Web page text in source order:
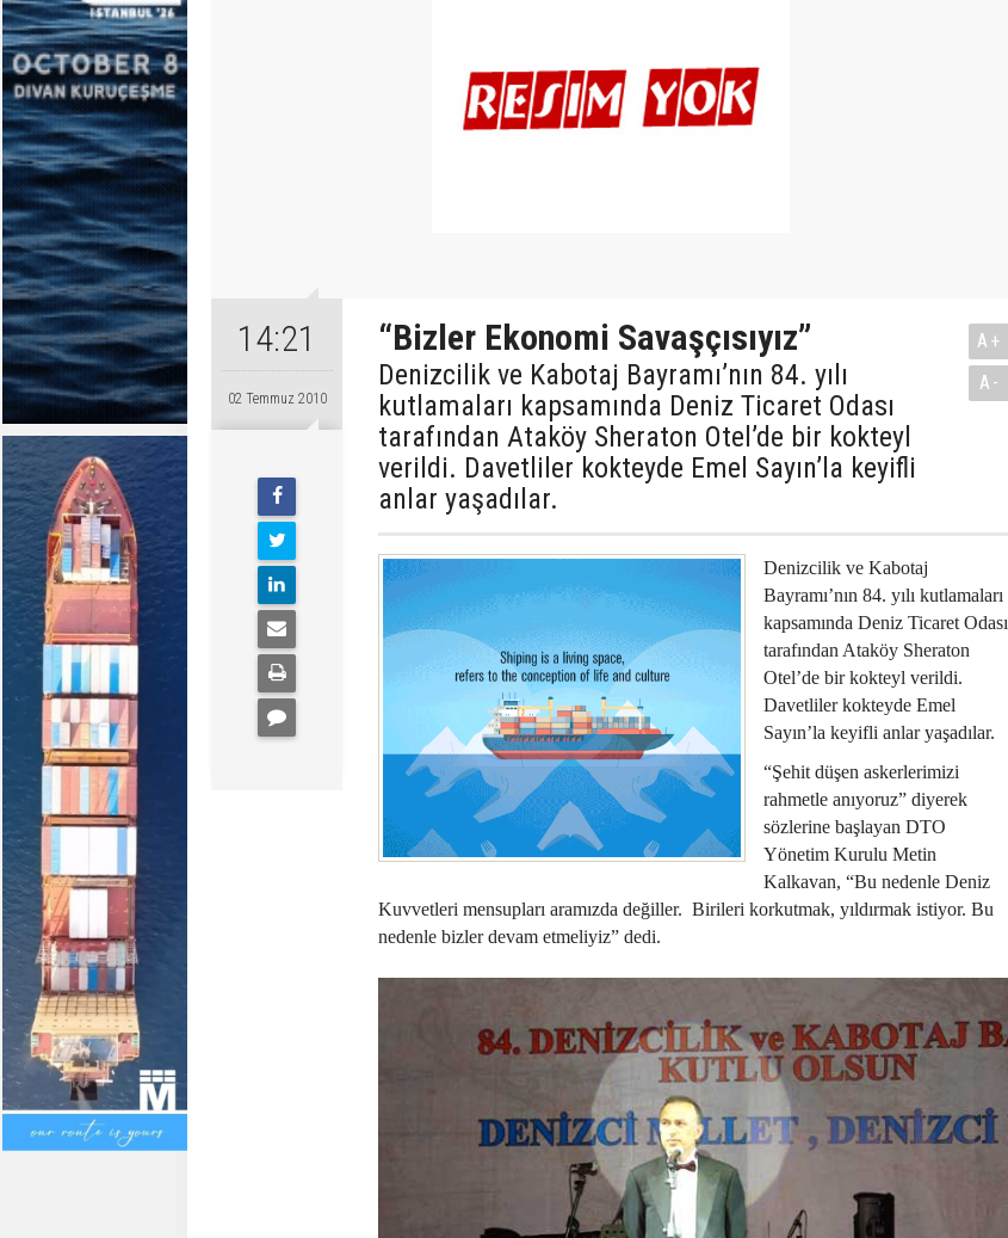
14:21
02 Temmuz 2010
“Bizler Ekonomi Savaşçısıyız”
Denizcilik ve Kabotaj Bayramı’nın 84. yılı
kutlamaları kapsamında Deniz Ticaret Odası
tarafından Ataköy Sheraton Otel’de bir kokteyl
verildi. Davetliler kokteyde Emel Sayın’la keyifli
anlar yaşadılar.
A+
A-
Denizcilik ve Kabotaj
Bayramı’nın 84. yılı kutlamaları
kapsamında Deniz Ticaret Odası
tarafından Ataköy Sheraton
Otel’de bir kokteyl verildi.
Davetliler kokteyde Emel
Sayın’la keyifli anlar yaşadılar.
“Şehit düşen askerlerimizi
rahmetle anıyoruz” diyerek
sözlerine başlayan DTO
Yönetim Kurulu Metin
Kalkavan, “Bu nedenle Deniz
Kuvvetleri mensupları aramızda değiller. Birileri korkutmak, yıldırmak istiyor. Bu
nedenle bizler devam etmeliyiz” dedi.